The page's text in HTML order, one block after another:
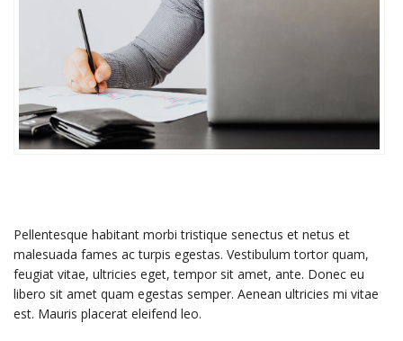
Pellentesque habitant morbi tristique senectus et netus et
malesuada fames ac turpis egestas. Vestibulum tortor quam,
feugiat vitae, ultricies eget, tempor sit amet, ante. Donec eu
libero sit amet quam egestas semper. Aenean ultricies mi vitae
est. Mauris placerat eleifend leo.